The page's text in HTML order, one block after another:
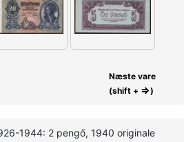
Næste vare
(shift + ⇒)
1944: 2 pengő, 1940 originale